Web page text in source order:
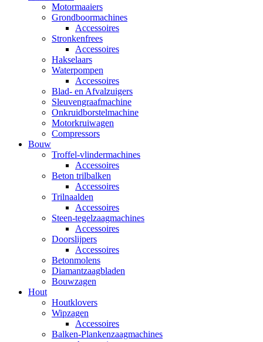
Motormaaiers
Grondboormachines
Accessoires
Stronkenfrees
Accessoires
Hakselaars
Waterpompen
Accessoires
Blad- en Afvalzuigers
Sleuvengraafmachine
Onkruidborstelmachine
Motorkruiwagen
Compressors
Bouw
Troffel-vlindermachines
Accessoires
Beton trilbalken
Accessoires
Trilnaalden
Accessoires
Steen-tegelzaagmachines
Accessoires
Doorslijpers
Accessoires
Betonmolens
Diamantzaagbladen
Bouwzagen
Hout
Houtklovers
Wipzagen
Accessoires
Balken-Plankenzaagmachines